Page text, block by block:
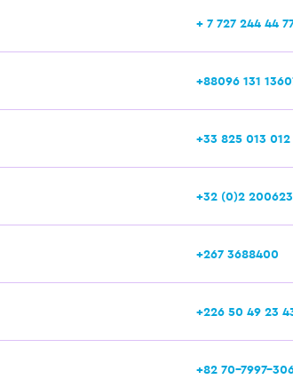
+ 7 727 244 44
+88096 131
+33 825 013 012
+32 (0)2
+267 3688400
+226 50 49 23
+82 70-7997-